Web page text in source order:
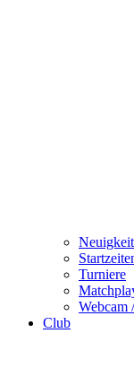
Turniere
Webcam
Club